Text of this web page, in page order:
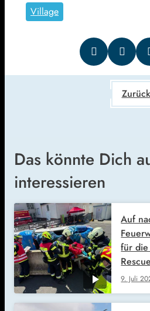
Village
Zurück
Das könnte Dich
interessieren
9. Juli
Auf
für